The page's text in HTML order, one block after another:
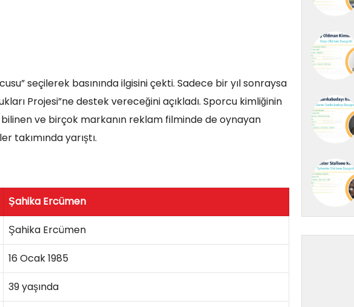
seçilerek basınında ilgisini çekti. Sadece bir yıl sonraysa
Projesi”ne destek vereceğini açıkladı. Sporcu kimliğinin
ve birçok markanın reklam filminde de oynayan
takımında yarıştı.
Şahika Ercümen
Şahika Ercümen
16 Ocak 1985
39 yaşında